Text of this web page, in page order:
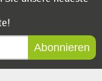
Abonnieren